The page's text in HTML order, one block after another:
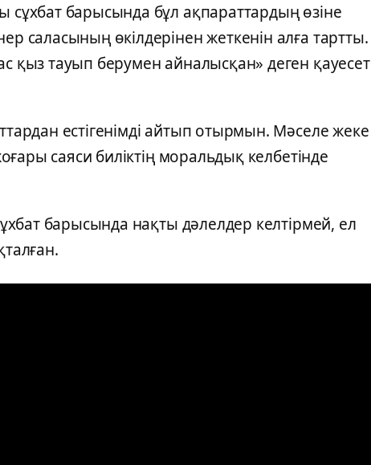
барысында бұл ақпараттардың өзіне
саласының өкілдерінен жеткенін алға тартты.
қыз тауып берумен айналысқан» деген қауесет
естігенімді айтып отырмын. Мәселе жеке
саяси биліктің моральдық келбетінде
барысында нақты дәлелдер келтірмей, ел